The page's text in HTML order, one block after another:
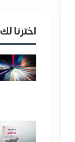
اخترنا لك